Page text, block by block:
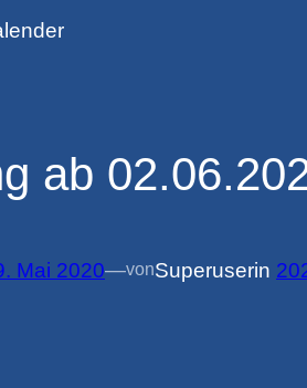
ab
Mai 2020—vonSuperuserin